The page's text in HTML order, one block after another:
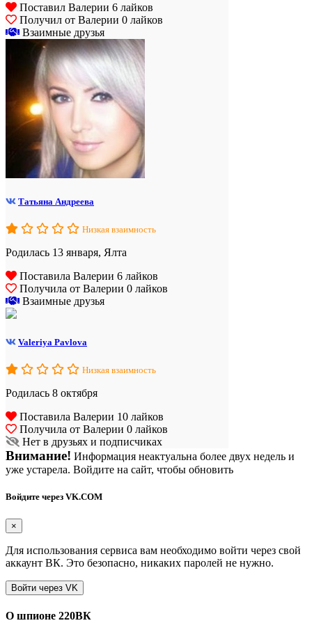
Поставил Валерии 6 лайков
Получил от Валерии 0 лайков
Взаимные друзья
Татьяна Андреева
Низкая взаимность
Родилась 13 января, Ялта
Поставила Валерии 6 лайков
Получила от Валерии 0 лайков
Взаимные друзья
Valeriya Pavlova
Низкая взаимность
Родилась 8 октября
Поставила Валерии 10 лайков
Получила от Валерии 0 лайков
Нет в друзьях и подписчиках
Внимание! Информация неактуальна более двух недель и
уже устарела. Войдите на сайт, чтобы обновить
Войдите через VK.COM
×
Для использования сервиса вам необходимо войти через свой
аккаунт ВК. Это безопасно, никаких паролей не нужно.
О шпионе 220ВК